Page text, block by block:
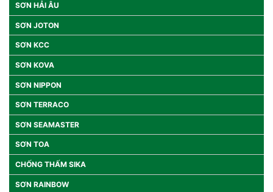
SƠN HẢI ÂU
SƠN JOTON
SƠN KCC
SƠN KOVA
SƠN NIPPON
SƠN TERRACO
SƠN SEAMASTER
SƠN TOA
CHỐNG THẤM SIKA
SƠN RAINBOW